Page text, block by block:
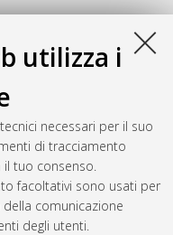
utilizza i
necessari per il suo
di tracciamento
tuo consenso.
facoltativi sono usati per
comunicazione
degli utenti.
of Original Analytical
of Abuse in Biological
Studiorum
inScienze
7 20:36:03 2026 CEST